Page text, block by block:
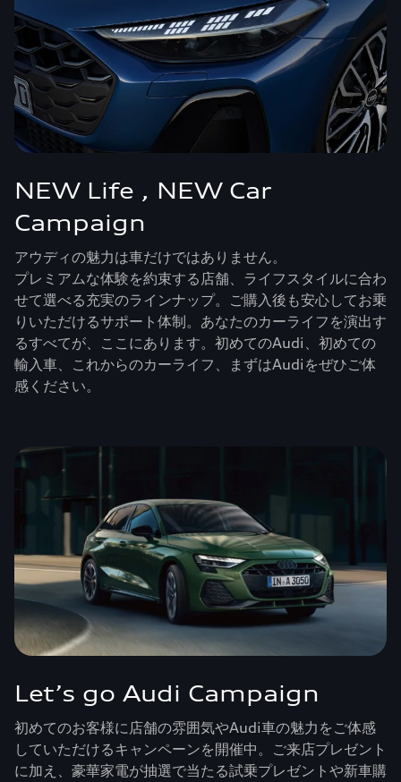
NEW Life , NEW Car
Campaign
アウディの魅力は車だけではありません。
プレミアムな体験を約束する店舗、ライフスタイルに合わ
せて選べる充実のラインナップ。ご購入後も安心してお乗
りいただけるサポート体制。あなたのカーライフを演出す
るすべてが、ここにあります。初めてのAudi、初めての
輸入車、これからのカーライフ、まずはAudiをぜひご体
感ください。
Let’s go Audi Campaign
初めてのお客様に店舗の雰囲気やAudi車の魅力をご体感
していただけるキャンペーンを開催中。ご来店プレゼント
に加え、豪華家電が抽選で当たる試乗プレゼントや新車購